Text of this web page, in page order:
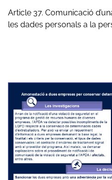
Article 37. Comunicació
les dades personals a la